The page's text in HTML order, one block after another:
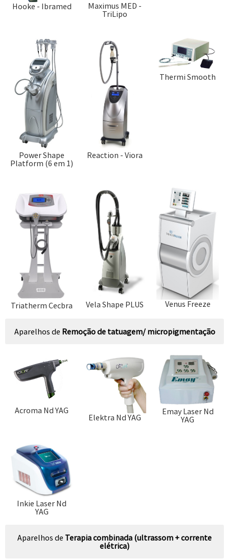
Hooke - Ibramed
Maximus MED -
TriLipo
Power Shape
Platform (6 em 1)
Reaction - Viora
Thermi Smooth
Triatherm Cecbra Vela Shape PLUS Venus Freeze
Aparelhos de Remoção de tatuagem/ micropigmentação
Acroma Nd YAG
Elektra Nd YAG
Emay Laser Nd
YAG
Inkie Laser Nd
YAG
Aparelhos de Terapia combinada (ultrassom + corrente
elétrica)